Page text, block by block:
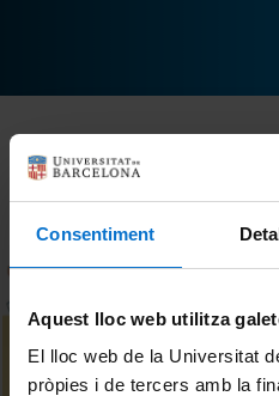
Consentiment
Aquest lloc web utilitza
El lloc web de la Universitat
pròpies i de tercers amb la
Sort